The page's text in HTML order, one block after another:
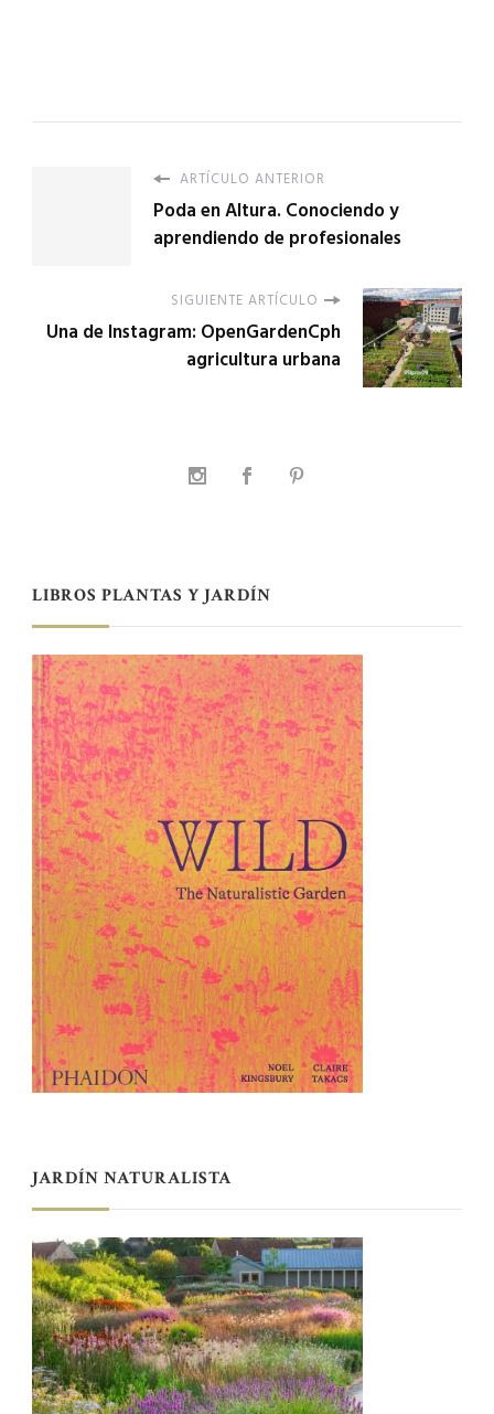
ARTÍCULO ANTERIOR
Poda en Altura. Conociendo y
aprendiendo de profesionales
SIGUIENTE ARTÍCULO
Una de Instagram: OpenGardenCph
agricultura urbana
LIBROS PLANTAS Y JARDÍN
JARDÍN NATURALISTA